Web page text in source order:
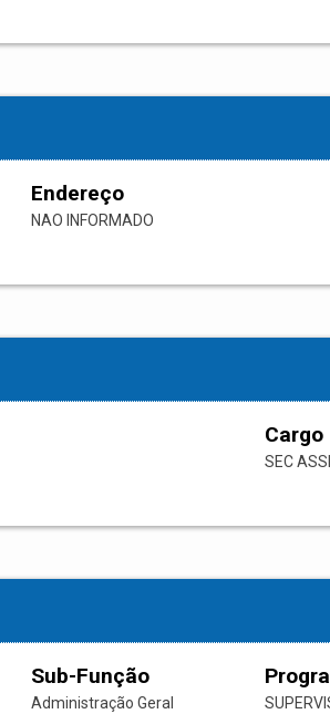
Endereço
NAO INFORMADO
Cargo
SEC
Sub-Função
Administração Geral